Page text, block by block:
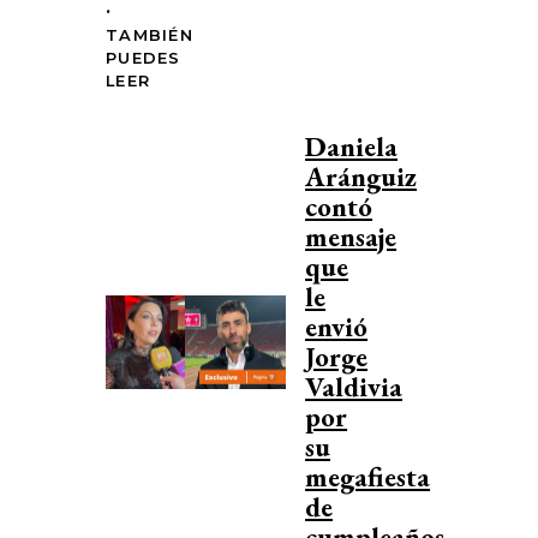
TAMBIÉN
PUEDES
LEER
Daniela
Aránguiz
contó
mensaje
que
le
envió
Jorge
Valdivia
por
su
megafiesta
de